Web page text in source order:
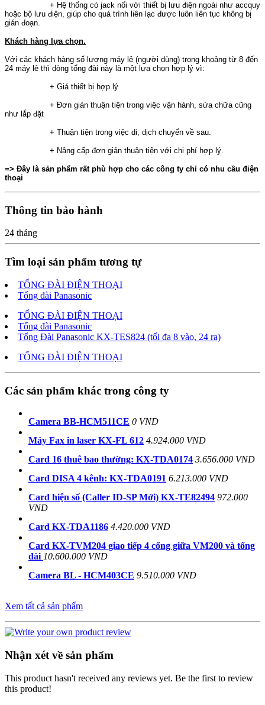
+ Hệ thống có jack nối với thiết bị lưu điện ngoài như accquy
hoặc bộ lưu điện, giúp cho quá trình liên lạc được luôn liên tục không bị
gián đoạn.
Khách hàng lựa chọn.
Với các khách hàng số lượng máy lẻ (người dùng) trong khoảng từ 8 đến
24 máy lẻ thì dòng tổng đài này là một lựa chọn hợp lý vì:
+ Giá thiết bị hợp lý
+ Đơn giản thuận tiện trong việc vận hành, sửa chữa cũng
như lắp đặt
+ Thuận tiện trong việc di, dịch chuyển về sau.
+ Nâng cấp đơn giản thuận tiện với chi phí hợp lý.
=> Đây là sản phẩm rất phù hợp cho các công ty chỉ có nhu cầu điện
thoại
Thông tin bảo hành
24 tháng
Tìm loại sản phẩm tương tự
TỔNG ĐÀI ĐIỆN THOẠI
Tổng đài Panasonic
TỔNG ĐÀI ĐIỆN THOẠI
Tổng đài Panasonic
Tổng Đài Panasonic KX-TES824 (tối đa 8 vào, 24 ra)
TỔNG ĐÀI ĐIỆN THOẠI
Các sản phẩm khác trong công ty
Camera BB-HCM511CE 0 VND
Máy Fax in laser KX-FL 612 4.924.000 VND
Card 16 thuê bao thường: KX-TDA0174 3.656.000 VND
Card DISA 4 kênh: KX-TDA0191 6.213.000 VND
Card hiện số (Caller ID-SP Mới) KX-TE82494 972.000
VND
Card KX-TDA1186 4.420.000 VND
Card KX-TVM204 giao tiếp 4 cổng giữa VM200 và tổng
đài 10.600.000 VND
Camera BL - HCM403CE 9.510.000 VND
Xem tất cả sản phẩm
Nhận xét về sản phẩm
This product hasn't received any reviews yet. Be the first to review
this product!